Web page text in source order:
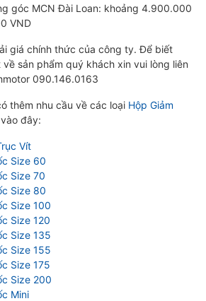
góc MCN Đài Loan: khoảng 4.900.000
VND
giá chính thức của công ty. Để biết
sản phẩm quý khách xin vui lòng liên
090.146.0163
thêm nhu cầu về các loại Hộp Giảm
đây:
Vít
Size 60
Size 70
Size 80
Size 100
Size 120
Size 135
Size 155
Size 175
Size 200
Mini